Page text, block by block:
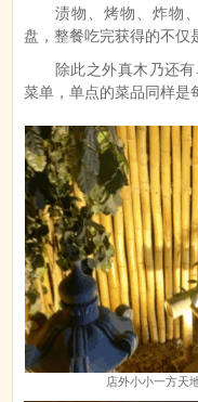
渍物、烤物、炸物
盘，整餐吃完获得的不仅
除此之外真木乃还
菜单，单点的菜品同样是
店外小小一方天